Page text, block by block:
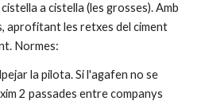
a cistella (les grosses). Amb
aprofitant les retxes del ciment
Normes:
la pilota. Si l'agafen no se
2 passades entre companys